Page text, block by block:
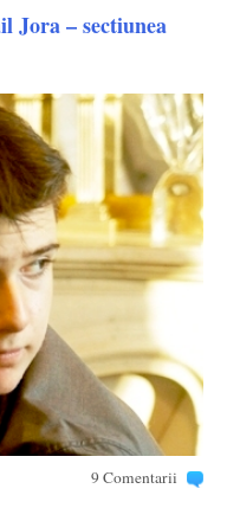
Jora – sectiunea
9 Comentarii